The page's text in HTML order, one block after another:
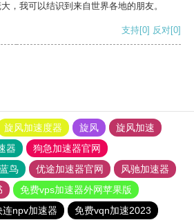
，我可以结识到来自世界各地的朋友。
支持[0] 反对[0]
旋风加速度器 旋风
旋风加速
器
狗急加速器官网
鸟 优途加速器官网
风驰加速器
免费vps加速器外网苹果版
连npv加速器 免费vqn加速2023